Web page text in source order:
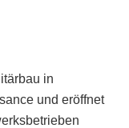
in
und eröffnet